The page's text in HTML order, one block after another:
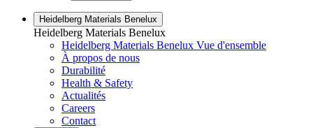
Heidelberg Materials Benelux
Heidelberg Materials Benelux
Heidelberg Materials Benelux Vue d'ensemble
À propos de nous
Durabilité
Health & Safety
Actualités
Careers
Contact